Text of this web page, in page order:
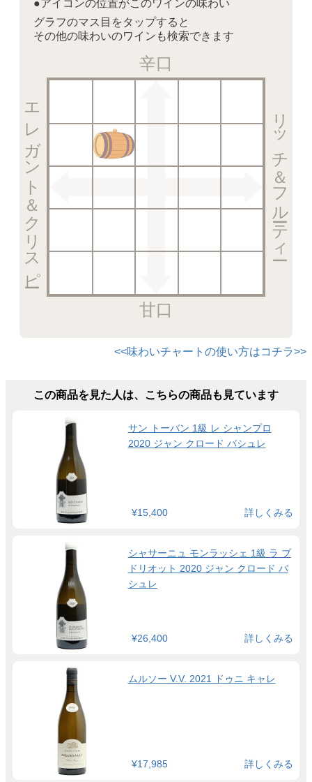
●アイコンの位置がこのワインの味わい
グラフのマス目をタップすると
その他の味わいのワインも検索できます
辛口
リッチ＆フルーティー
甘口
エレガント＆クリスピー
<<味わいチャートの使い方はコチラ>>
この商品を見た人は、こちらの商品も見ています
サン トーバン 1級 レ シャンプロ
2020 ジャン クロード バシュレ
¥15,400 詳しくみる
シャサーニュ モンラッシェ 1級 ラ ブ
ドリオット 2020 ジャン クロード バ
シュレ
¥26,400 詳しくみる
ムルソー V.V. 2021 ドゥニ キャレ
¥17,985 詳しくみる